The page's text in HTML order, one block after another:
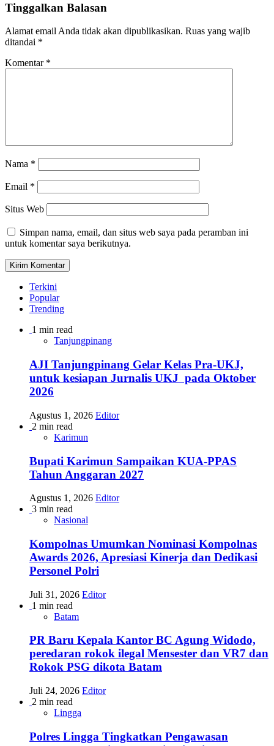
Tinggalkan Balasan
Alamat email Anda tidak akan dipublikasikan. Ruas yang wajib
ditandai *
Komentar *
Nama *
Email *
Situs Web
Simpan nama, email, dan situs web saya pada peramban ini
untuk komentar saya berikutnya.
Terkini
Popular
Trending
1 min read
Tanjungpinang
AJI Tanjungpinang Gelar Kelas Pra-UKJ,
untuk kesiapan Jurnalis UKJ pada Oktober
2026
Agustus 1, 2026 Editor
2 min read
Karimun
Bupati Karimun Sampaikan KUA-PPAS
Tahun Anggaran 2027
Agustus 1, 2026 Editor
3 min read
Nasional
Kompolnas Umumkan Nominasi Kompolnas
Awards 2026, Apresiasi Kinerja dan Dedikasi
Personel Polri
Juli 31, 2026 Editor
1 min read
Batam
PR Baru Kepala Kantor BC Agung Widodo,
peredaran rokok ilegal Mensester dan VR7 dan
Rokok PSG dikota Batam
Juli 24, 2026 Editor
2 min read
Lingga
Polres Lingga Tingkatkan Pengawasan